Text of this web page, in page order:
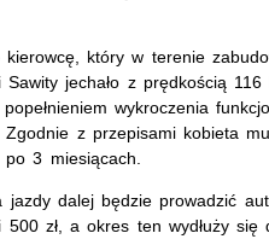
który w terenie
jechało z prędkością
wykroczenia
z przepisami kobieta
3 miesiącach.
jazdy dalej będzie prowadzić
zł, a okres ten wydłuży się